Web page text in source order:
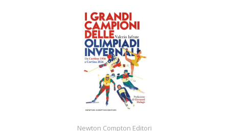
Newton Compton Editori